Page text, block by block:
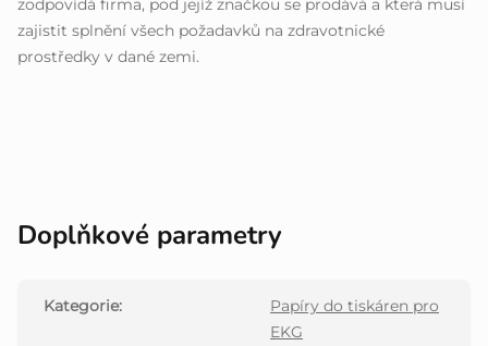
zodpovídá firma, pod jejíž značkou se prodává a která musí
zajistit splnění všech požadavků na zdravotnické
prostředky v dané zemi.
Doplňkové parametry
Kategorie:
Papíry do tiskáren pro
EKG